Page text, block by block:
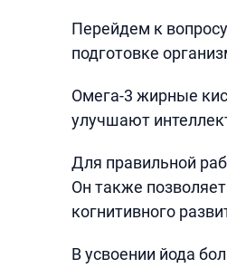
Перейдем к
подготовке
Омега-3 жирные
улучшают
Для правильной
Он также
когнитивного
В усвоении йода